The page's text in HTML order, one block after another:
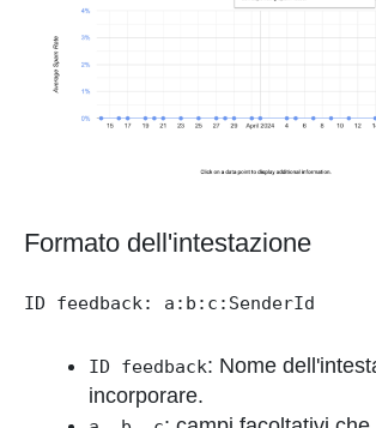
Formato dell'intestazione
ID feedback: a:b:c:SenderId
ID feedback: Nome
incorporare.